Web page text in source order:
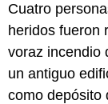
Cuatro
heridos fueron
voraz incendio
un antiguo
como depósito